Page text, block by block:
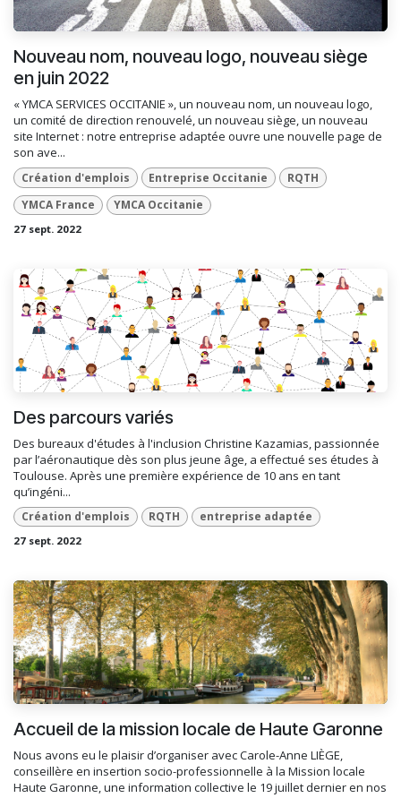
Nouveau nom, nouveau logo, nouveau siège
en juin 2022
« YMCA SERVICES OCCITANIE », un nouveau nom, un nouveau logo,
un comité de direction renouvelé, un nouveau siège, un nouveau
site Internet : notre entreprise adaptée ouvre une nouvelle page de
son ave...
Création d'emplois Entreprise Occitanie
RQTH
YMCA France
YMCA Occitanie
27 sept. 2022
Des parcours variés
Des bureaux d'études à l'inclusion Christine Kazamias, passionnée
par l’aéronautique dès son plus jeune âge, a effectué ses études à
Toulouse. Après une première expérience de 10 ans en tant
qu’ingéni...
Création d'emplois RQTH entreprise adaptée
27 sept. 2022
Accueil de la mission locale de Haute Garonne
Nous avons eu le plaisir d’organiser avec Carole-Anne LIÈGE,
conseillère en insertion socio-professionnelle à la Mission locale
Haute Garonne, une information collective le 19 juillet dernier en nos